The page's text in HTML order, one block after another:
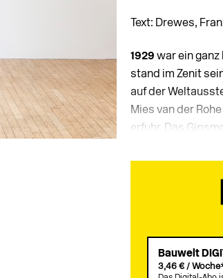
Text: Drewes,
1929 war ein ganz
stand im Zenit
auf der
Mies van der
erfuhr. Das
Bauwelt
3,46 € /